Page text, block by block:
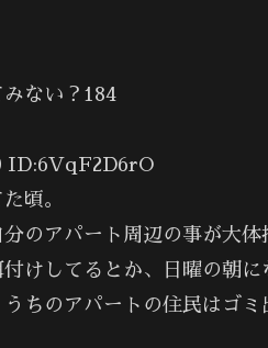
ない？184
ID:6VqF2D6rO
頃。
のアパート周辺の事が大体
けしてるとか、日曜の朝
ちのアパートの住民はゴ